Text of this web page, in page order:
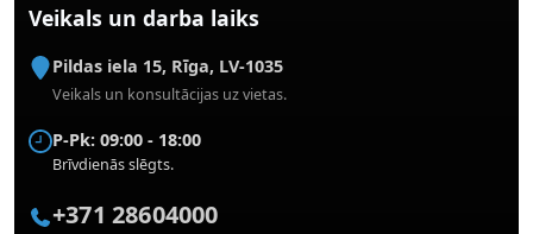
Veikals un darba laiks
Pildas iela 15, Rīga, LV-1035
Veikals un konsultācijas uz vietas.
P-Pk: 09:00 - 18:00
Brīvdienās slēgts.
+371 28604000